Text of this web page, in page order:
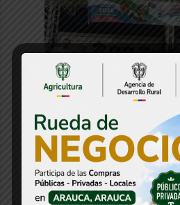
Estos fueron los